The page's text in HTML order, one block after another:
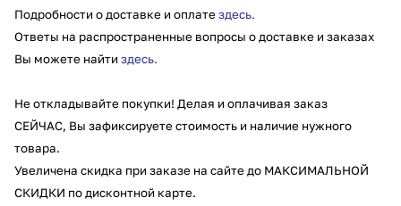
Подробности о доставке и оплатездесь.
Ответы на распространенные вопросы о доставке и заказах
Вы можете найти здесь.
Не откладывайте покупки! Делая и оплачивая заказ
СЕЙЧАС, Вы зафиксируете стоимость и наличие нужного
товара.
Увеличена скидка при заказе на сайте до МАКСИМАЛЬНОЙ
СКИДКИ по дисконтной карте.